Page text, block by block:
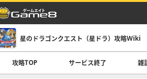
星のドラゴンクエスト（星ドラ）攻略Wiki
攻略TOP サービス終了 雑